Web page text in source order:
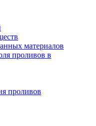
материалов
проливов в
проливов